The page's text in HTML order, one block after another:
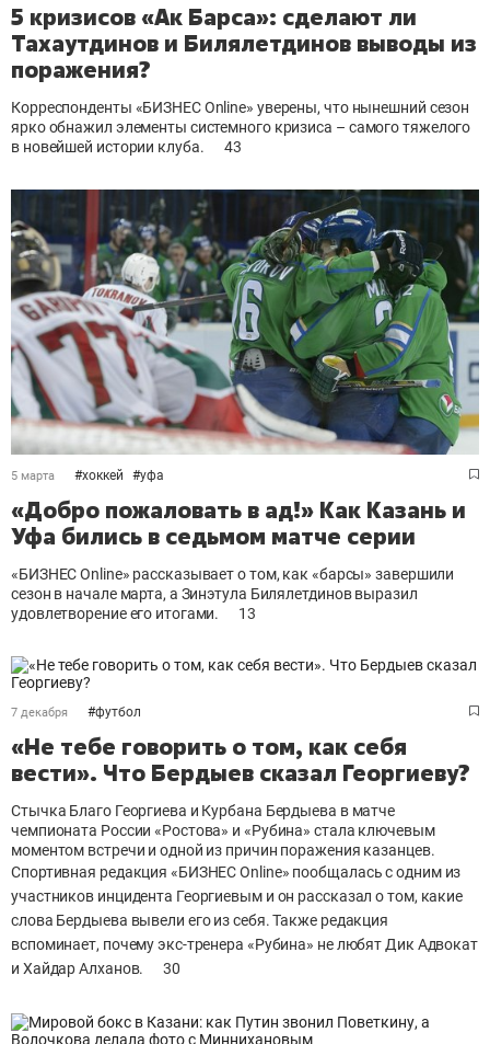
5 кризисов «Ак Барса»: сделают ли
Тахаутдинов и Билялетдинов выводы из
поражения?
Корреспонденты «БИЗНЕС Online» уверены, что нынешний сезон
ярко обнажил элементы системного кризиса – самого тяжелого
в новейшей истории клуба.
43
5 марта #хоккей #уфа
«Добро пожаловать в ад!» Как Казань и
Уфа бились в седьмом матче серии
«БИЗНЕС Online» рассказывает о том, как «барсы» завершили
сезон в начале марта, а Зинэтула Билялетдинов выразил
удовлетворение его итогами.
13
7 декабря #футбол
«Не тебе говорить о том, как себя
вести». Что Бердыев сказал Георгиеву?
Стычка Благо Георгиева и Курбана Бердыева в матче
чемпионата России «Ростова» и «Рубина» стала ключевым
моментом встречи и одной из причин поражения казанцев.
Спортивная редакция «БИЗНЕСOnline» пообщалась с одним из
участников инцидента Георгиевым и он рассказал о том, какие
слова Бердыева вывели его из себя. Также редакция
вспоминает, почему экс-тренера «Рубина» не любят Дик Адвокат
и Хайдар Алханов.
30